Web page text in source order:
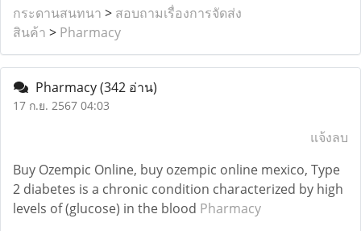
กระดานสนทนา > สอบถามเรื่องการจัดส่ง
สินค้า > Pharmacy
Pharmacy(342 อ่าน)
17 ก.ย. 2567 04:03
แจ้งลบ
Buy Ozempic Online, buy ozempic online mexico, Type
2 diabetes is a chronic condition characterized by high
levels of (glucose) in the blood Pharmacy